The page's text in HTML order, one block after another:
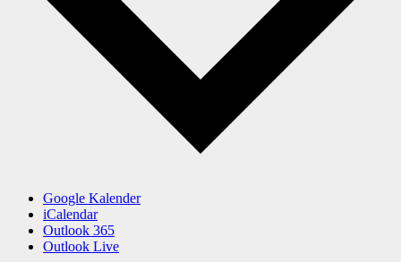
Google Kalender
iCalendar
Outlook 365
Outlook Live